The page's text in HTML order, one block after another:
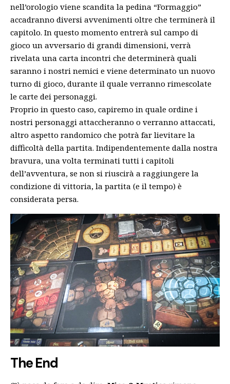
nell’orologio viene scandita la pedina “Formaggio”
accadranno diversi avvenimenti oltre che terminerà il
capitolo. In questo momento entrerà sul campo di
gioco un avversario di grandi dimensioni, verrà
rivelata una carta incontri che determinerà quali
saranno i nostri nemici e viene determinato un nuovo
turno di gioco, durante il quale verranno rimescolate
le carte dei personaggi.
Proprio in questo caso, capiremo in quale ordine i
nostri personaggi attaccheranno o verranno attaccati,
altro aspetto randomico che potrà far lievitare la
difficoltà della partita. Indipendentemente dalla nostra
bravura, una volta terminati tutti i capitoli
dell’avventura, se non si riuscirà a raggiungere la
condizione di vittoria, la partita (e il tempo) è
considerata persa.
The End